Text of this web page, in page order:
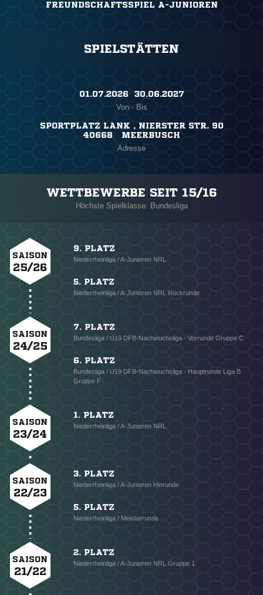
FREUNDSCHAFTSSPIEL A-JUNIOREN
SPIELSTÄTTEN
01.07.2026 ​ 30.06.2027
Von - Bis
SPORTPLATZ LANK , NIERSTER STR. 90
40668 MEERBUSCH
Adresse
WETTBEWERBE SEIT 15/16
Höchste Spielklasse: Bundesliga
SAISON
25/26
9. PLATZ
Niederrheinliga / A-Junioren NRL
5. PLATZ
Niederrheinliga / A-Junioren NRL Rückrunde
SAISON
24/25
7. PLATZ
Bundesliga / U19 DFB-Nachwuchsliga - Vorrunde Gruppe C
6. PLATZ
Bundesliga / U19 DFB-Nachwuchsliga - Hauptrunde Liga B
Gruppe F
SAISON
23/24
1. PLATZ
Niederrheinliga / A-Junioren NRL
SAISON
22/23
3. PLATZ
Niederrheinliga / A-Junioren Hinrunde
5. PLATZ
Niederrheinliga / Meisterrunde
SAISON
21/22
2. PLATZ
Niederrheinliga / A-Junioren NRL Gruppe 1